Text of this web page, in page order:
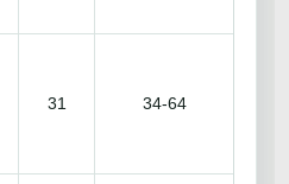
31 34-64